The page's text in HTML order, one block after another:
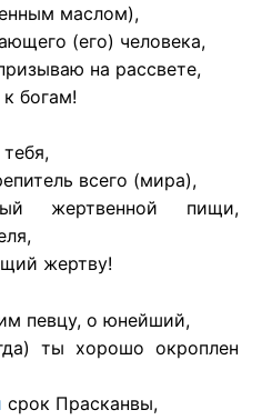
маслом),
(его) человека,
на рассвете,
богам!
всего (мира),
жертвенной пищи,
жертву!
певцу, о юнейший,
ты хорошо окроплен
срок Прасканвы,